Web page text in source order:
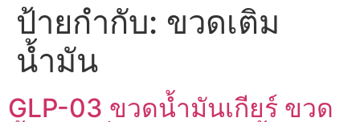
ป้ายกำกับ: ขวดเติม
น้ำมัน
GLP-03 ขวดน้ำมันเกียร์ ขวด